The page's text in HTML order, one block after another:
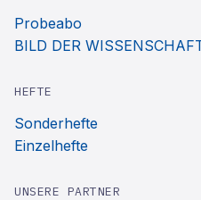
Probeabo
BILD DER
HEFTE
Sonderhefte
Einzelhefte
UNSERE PARTNER